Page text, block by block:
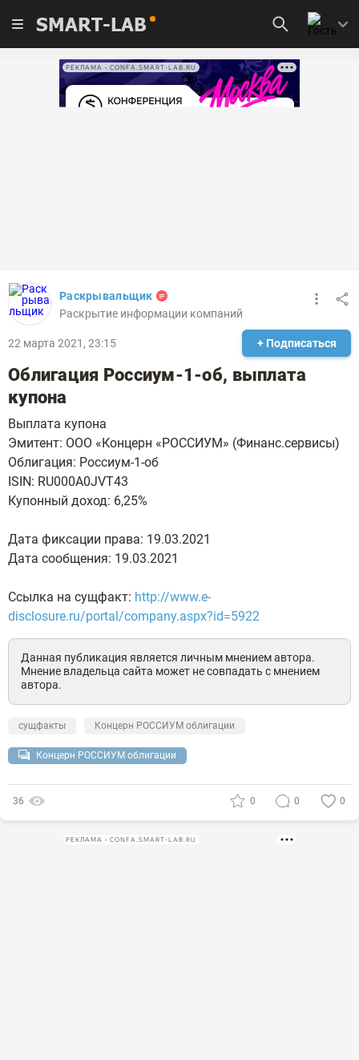
SMART-LAB
РЕКЛАМА • CONFA.SMART-LAB.RU
Раскрывальщик
Раскрытие информации компаний
22 марта 2021, 23:15 + Подписаться
Облигация Россиум-1-об, выплата
купона
Выплата купона
Эмитент: ООО «Концерн «РОССИУМ» (Финанс.сервисы)
Облигация: Россиум-1-об
ISIN: RU000A0JVT43
Купонный доход: 6,25%
Дата фиксации права: 19.03.2021
Дата сообщения: 19.03.2021
Ссылка на сущфакт: http://www.e-
disclosure.ru/portal/company.aspx?id=5922
Данная публикация является личным мнением автора.
Мнение владельца сайта может не совпадать с мнением
автора.
сущфакты Концерн РОССИУМ облигации
Концерн РОССИУМ облигации
36 0 0 0
РЕКЛАМА • CONFA.SMART-LAB.RU